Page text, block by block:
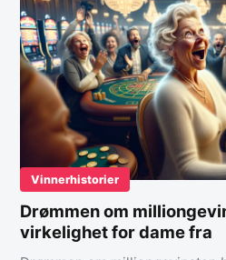
Vinnerhistorier
Drømmen om
virkelighet for dame fra